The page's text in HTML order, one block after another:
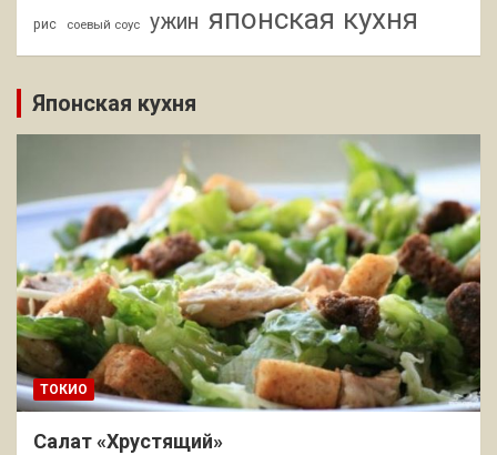
рис соевый соус ужин японская кухня
Японская кухня
ТОКИО
Салат «Хрустящий»